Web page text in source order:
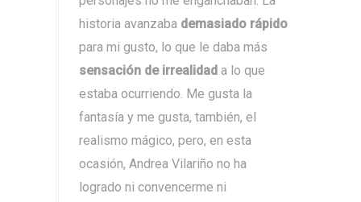
historia avanzaba demasiado rápido
para mi gusto, lo que le daba más
sensación de irrealidad a lo que
estaba ocurriendo. Me gusta la
fantasía y me gusta, también, el
realismo mágico, pero, en esta
ocasión, Andrea Vilariño no ha
logrado ni convencerme ni